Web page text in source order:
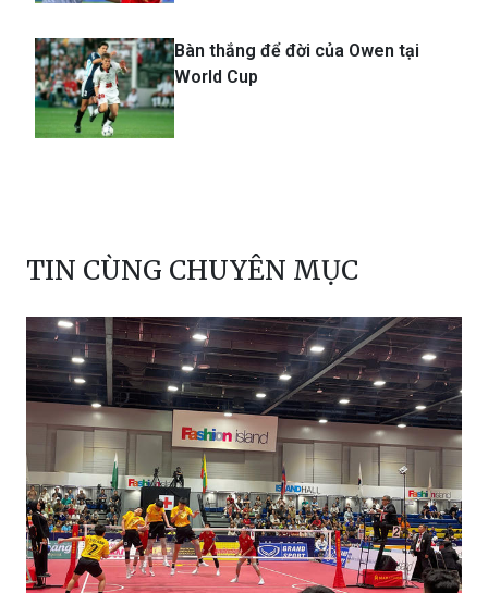
Bàn thắng để đời của Owen tại
World Cup
TIN CÙNG CHUYÊN MỤC